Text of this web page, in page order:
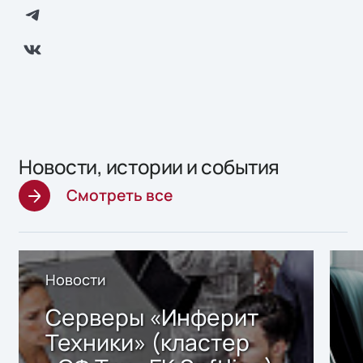
Новости, истории и события
Смотреть все
Новости
Серверы «Инферит
Техники» (кластер